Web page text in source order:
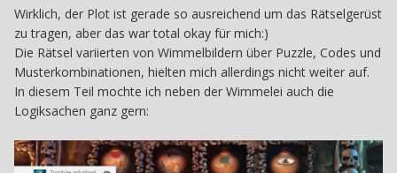
Wirklich, der Plot ist gerade so ausreichend um das Rätselgerüst
zu tragen, aber das war total okay für mich:)
Die Rätsel variierten von Wimmelbildern über Puzzle, Codes und
Musterkombinationen, hielten mich allerdings nicht weiter auf.
In diesem Teil mochte ich neben der Wimmelei auch die
Logiksachen ganz gern: